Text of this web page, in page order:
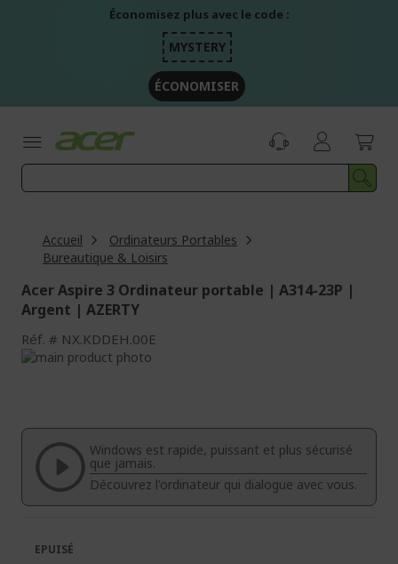
Économisez plus avec le code :
MYSTERY
ÉCONOMISER
Accueil
Ordinateurs Portables
Bureautique & Loisirs
Acer Aspire 3 Ordinateur portable | A314-23P |
Argent | AZERTY
Réf. NX.KDDEH.00E
Passer
de
galerie
d’images
de
Galerie
d’images
Windows est rapide, puissant et plus sécurisé
que jamais.
Découvrez l'ordinateur qui dialogue avec vous.
EPUISÉ